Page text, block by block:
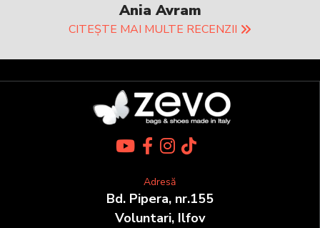
Ania Avram
CITEȘTE MAI MULTE RECENZII
Adresă
Bd. Pipera, nr.155
Voluntari, Ilfov